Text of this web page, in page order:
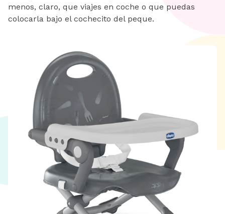
menos, claro, que viajes en coche o que puedas
colocarla bajo el cochecito del peque.